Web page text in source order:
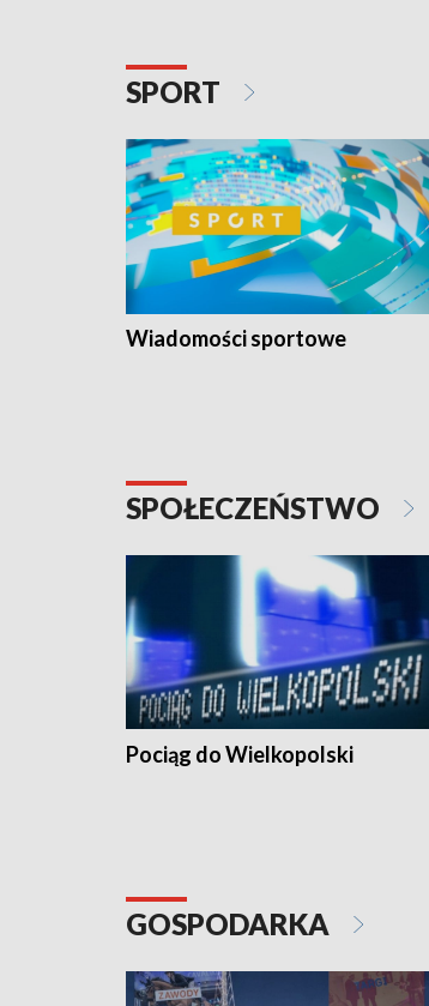
SPORT
Wiadomości sportowe
SPOŁECZEŃSTWO
Pociąg do Wielkopolski
GOSPODARKA